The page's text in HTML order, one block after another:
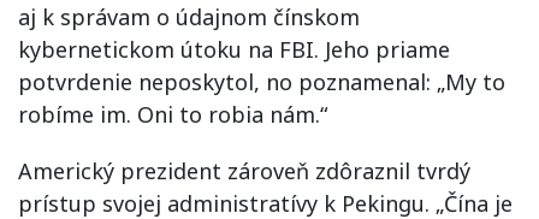
aj k správam o údajnom čínskom
kybernetickom útoku na FBI. Jeho priame
potvrdenie neposkytol, no poznamenal: „My to
robíme im. Oni to robia nám.“
Americký prezident zároveň zdôraznil tvrdý
prístup svojej administratívy k Pekingu. „Čína je